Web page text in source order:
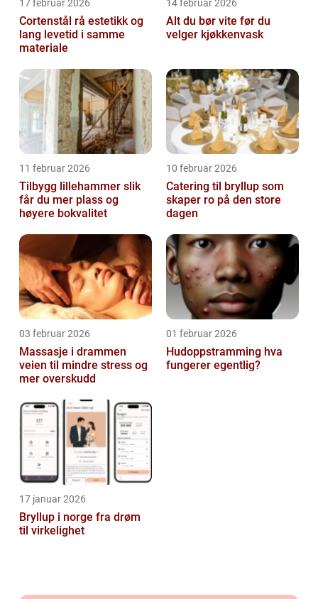
17 februar 2026
Cortenstål rå estetikk og
lang levetid i samme
materiale
14 februar 2026
Alt du bør vite før du
velger kjøkkenvask
11 februar 2026
Tilbygg lillehammer slik
får du mer plass og
høyere bokvalitet
10 februar 2026
Catering til bryllup som
skaper ro på den store
dagen
03 februar 2026
Massasje i drammen
veien til mindre stress og
mer overskudd
01 februar 2026
Hudoppstramming hva
fungerer egentlig?
17 januar 2026
Bryllup i norge fra drøm
til virkelighet